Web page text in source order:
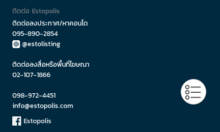
ติดต่อ Estopolis
ติดต่อลงประกาศ/หาคอนโด
095-890-2854
@estolisting
ติดต่อลงสื่อหรือพื้นที่โฆษณา
02-107-1866
098-972-4451
info@estopolis.com
Estopolis